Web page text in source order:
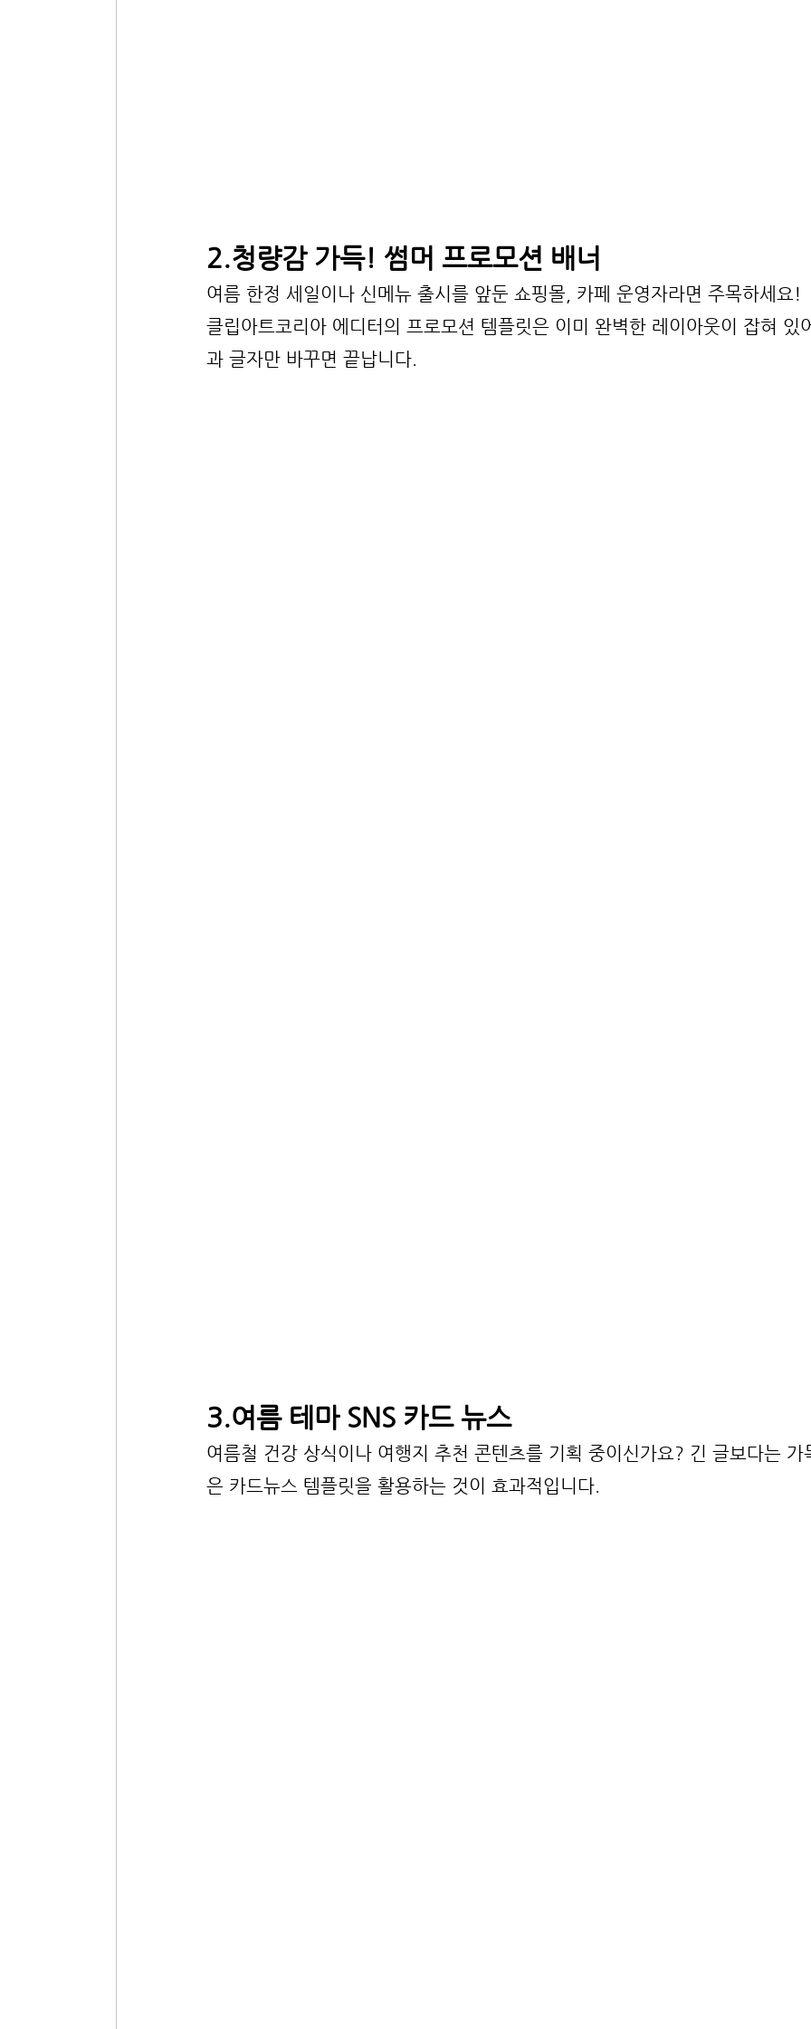
2.청량감 가득! 썸머 프로모션 배너
여름 한정 세일이나 신메뉴 출시를 앞둔 쇼핑몰, 카페 운영자라면 주목하세요!
클립아트코리아 에디터의 프로모션 템플릿은 이미 완벽한 레이아웃이 잡혀 있
과 글자만 바꾸면 끝납니다.
3.여름 테마 SNS 카드 뉴스
여름철 건강 상식이나 여행지 추천 콘텐츠를 기획 중이신가요? 긴 글보다는 가
은 카드뉴스 템플릿을 활용하는 것이 효과적입니다.